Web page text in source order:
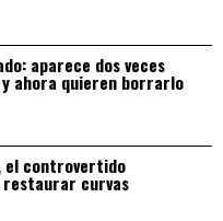
aparece dos veces
ahora quieren borrarlo
el controvertido
curvas